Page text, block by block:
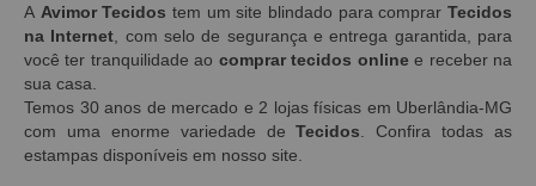
A Avimor Tecidos tem um site blindado para comprarTecidos
na Internet , com selo de segurança e entrega garantida, para
você ter tranquilidade ao comprar tecidos onlinee receber na
sua casa.
Temos 30 anos de mercado e 2 lojas físicas em Uberlândia-MG
com uma enorme variedade deTecidos . Confira todas as
estampas disponíveis em nosso site.